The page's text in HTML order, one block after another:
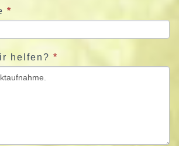
*
helfen? *